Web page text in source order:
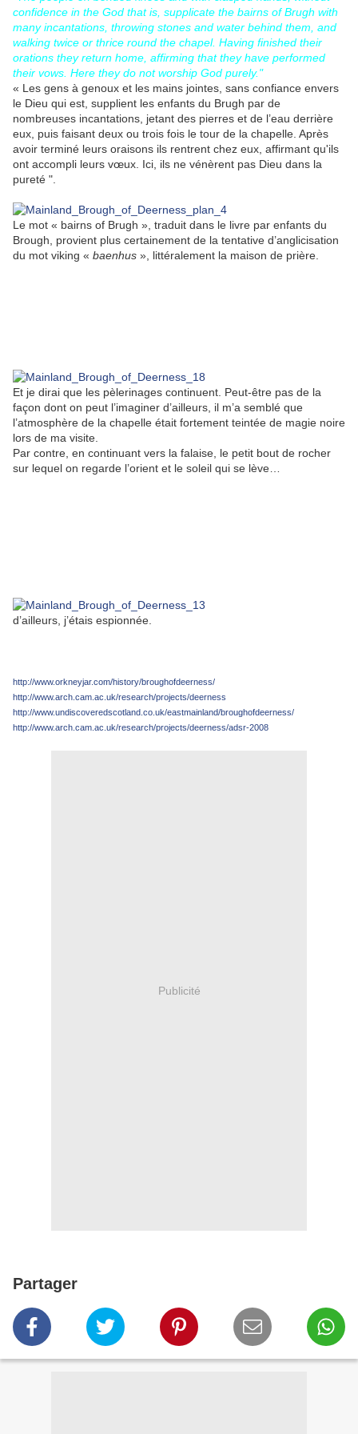
confidence in the God that is, supplicate the bairns of Brugh with
many incantations, throwing stones and water behind them, and
walking twice or thrice round the chapel. Having finished their
orations they return home, affirming that they have performed
their vows. Here they do not worship God purely."
« Les gens à genoux et les mains jointes, sans confiance envers
le Dieu qui est, supplient les enfants du Brugh par de
nombreuses incantations, jetant des pierres et de l’eau derrière
eux, puis faisant deux ou trois fois le tour de la chapelle. Après
avoir terminé leurs oraisons ils rentrent chez eux, affirmant qu'ils
ont accompli leurs vœux. Ici, ils ne vénèrent pas Dieu dans la
pureté ".
Le mot « bairns of Brugh », traduit dans le livre par enfants du
Brough, provient plus certainement de la tentative d’anglicisation
du mot viking « baenhus », littéralement la maison de prière.
Et je dirai que les pèlerinages continuent. Peut-être pas de la
façon dont on peut l’imaginer d’ailleurs, il m’a semblé que
l’atmosphère de la chapelle était fortement teintée de magie noire
lors de ma visite.
Par contre, en continuant vers la falaise, le petit bout de rocher
sur lequel on regarde l’orient et le soleil qui se lève…
d’ailleurs, j’étais espionnée.
http://www.orkneyjar.com/history/broughofdeerness/
http://www.arch.cam.ac.uk/research/projects/deerness
http://www.undiscoveredscotland.co.uk/eastmainland/broughofdeerness/
http://www.arch.cam.ac.uk/research/projects/deerness/adsr-2008
Publicité
Partager